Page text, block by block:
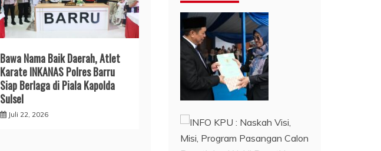
​Bawa Nama Baik Daerah, Atlet
Karate INKANAS Polres Barru
Siap Berlaga di Piala Kapolda
Sulsel
Juli 22, 2026